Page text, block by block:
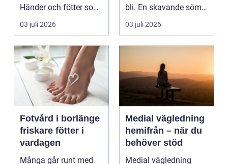
Händer och fötter som
är mindre än någon
kunnat f...
03 juli 2026
bli. En skavande söm,
en hård resår eller ...
03 juli 2026
Fotvård i borlänge
friskare fötter i
vardagen
Många går runt med
Medial vägledning
hemifrån – när du
behöver stöd
Medial vägledning